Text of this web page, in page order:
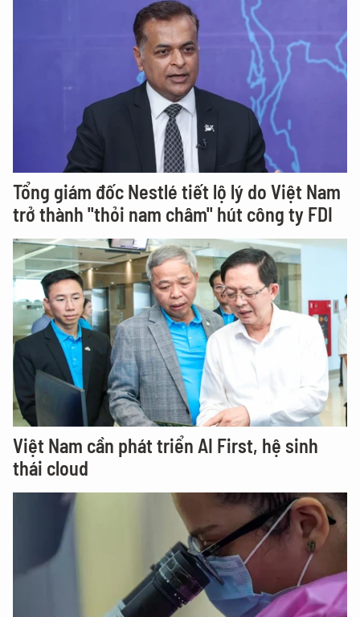
Tổng giám đốc Nestlé tiết lộ lý do Việt Nam
trở thành "thỏi nam châm" hút công ty FDI
Việt Nam cần phát triển AI First, hệ sinh
thái cloud